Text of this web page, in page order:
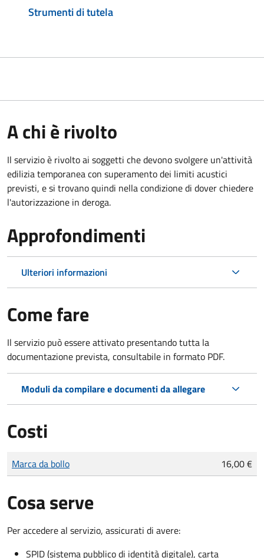
Strumenti di tutela
A chi è rivolto
Il servizio è rivolto ai soggetti che devono svolgere un'attività
edilizia temporanea con superamento dei limiti acustici
previsti, e si trovano quindi nella condizione di dover chiedere
l'autorizzazione in deroga.
Approfondimenti
Ulteriori informazioni
Come fare
Il servizio può essere attivato presentando tutta la
documentazione prevista, consultabile in formato PDF.
Moduli da compilare e documenti da allegare
Costi
Tipo di pagamento
Importo
Marca da bollo 16,00 €
Cosa serve
Per accedere al servizio, assicurati di avere:
SPID (sistema pubblico di identità digitale), carta